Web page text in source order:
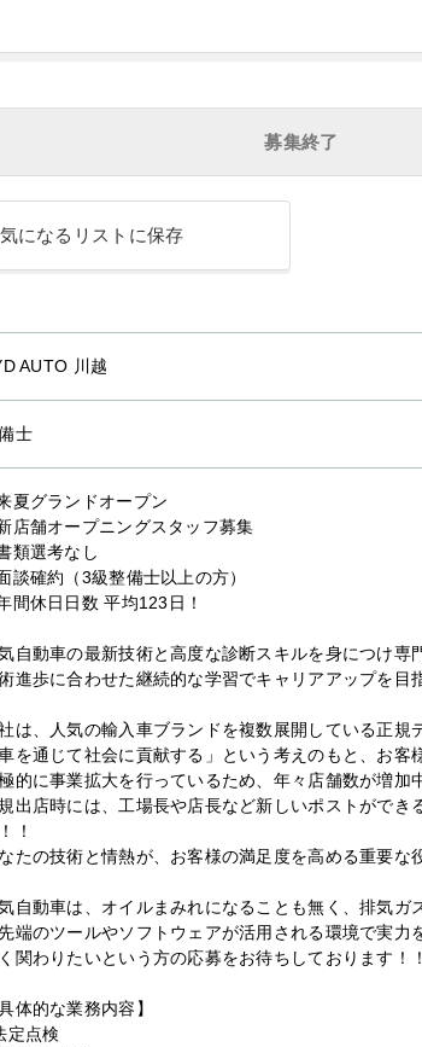
募集終了
気になるリストに保存
AUTO 川越
士
夏グランドオープン
店舗オープニングスタッフ募集
類選考なし
談確約（3級整備士以上の方）
間休日日数 平均123日！
自動車の最新技術と高度な診断スキルを身につけ専
進歩に合わせた継続的な学習でキャリアアップを目
は、人気の輸入車ブランドを複数展開している正規
車を通じて社会に貢献する」という考えのもと、お
的に事業拡大を行っているため、年々店舗数が増加
出店時には、工場長や店長など新しいポストがで
！
たの技術と情熱が、お客様の満足度を高める重要な
自動車は、オイルまみれになることも無く、排気ガ
端のツールやソフトウェアが活用される環境で実
関わりたいという方の応募をお待ちしております！！
具体的な業務内容】
定点検